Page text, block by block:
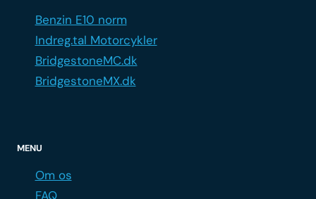
Benzin E10 norm
Indreg.tal Motorcykler
BridgestoneMC.dk
BridgestoneMX.dk
MENU
Om os
FAQ